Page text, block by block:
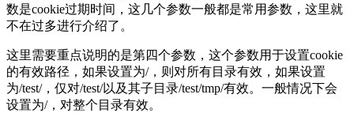
数是cookie过期时间，这几个参数一般都是常用参数，这里就
不在过多进行介绍了。
这里需要重点说明的是第四个参数，这个参数用于设置cookie
的有效路径，如果设置为/，则对所有目录有效，如果设置
为/test/，仅对/test/以及其子目录/test/tmp/有效。一般情况下会
设置为/，对整个目录有效。